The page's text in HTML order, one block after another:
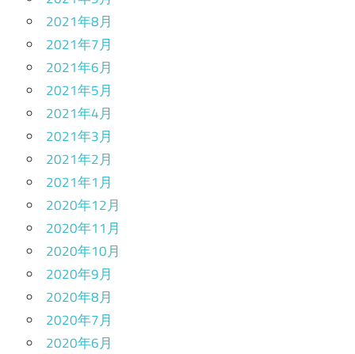
2021年8月
2021年7月
2021年6月
2021年5月
2021年4月
2021年3月
2021年2月
2021年1月
2020年12月
2020年11月
2020年10月
2020年9月
2020年8月
2020年7月
2020年6月